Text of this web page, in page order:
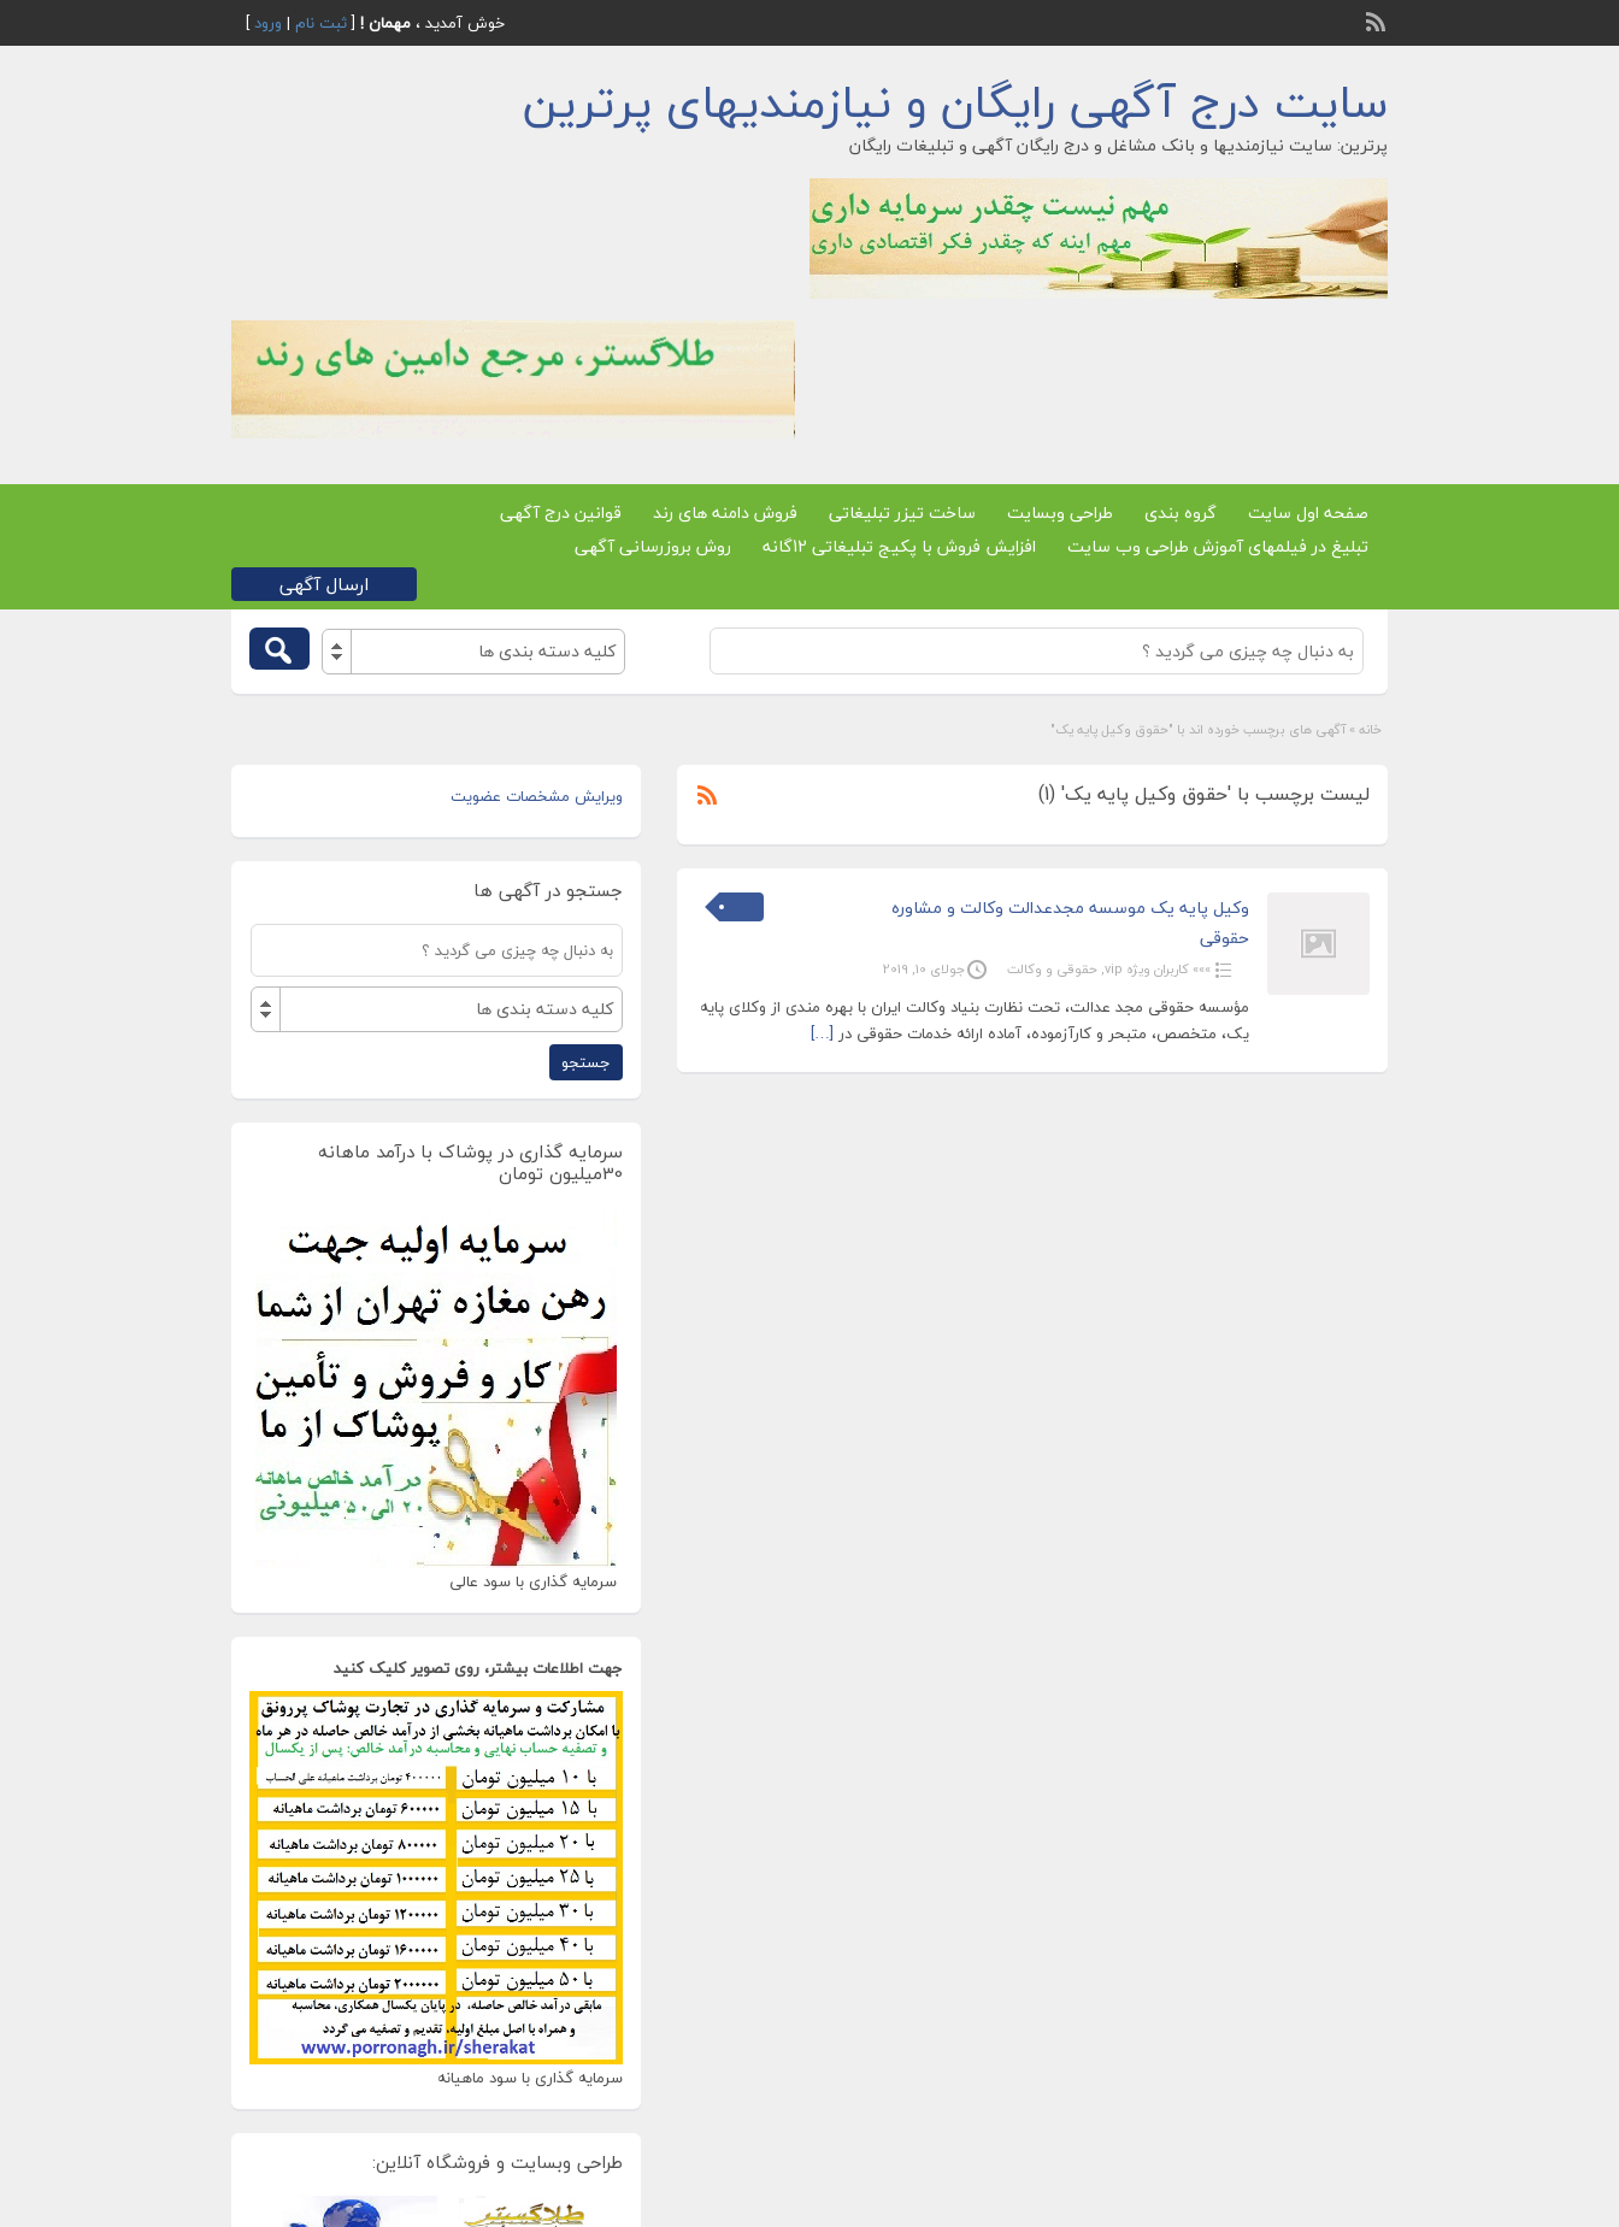
خوش آمدید ، مهمان ! [ثبت نام | ورود]
سایت درج آگهی رایگان و نیازمندیهای پرترین
پرترین: سایت نیازمندیها و بانک مشاغل و درج رایگان آگهی و تبلیغات رایگان
صفحه اول سایت گروه بندی طراحی وبسایت ساخت تیزر تبلیغاتی فروش دامنه های رند
قوانین درج آگهی
تبلیغ در فیلمهای آموزش طراحی وب سایت
افزایش فروش با پکیج تبلیغاتی 12گانه روش بروزرسانی آگهی
ارسال آگهی
کلیه دسته بندی ها
خانه » آگهی های برچسب خورده اند با "حقوق وکیل پایه یک"
لیست برچسب با 'حقوق وکیل پایه یک' (1)
وکیل پایه یک موسسه مجدعدالت وکالت و مشاوره
حقوقی
»»» کاربران ویژه vip , حقوقی و وکالت جولای 10, 2019
مؤسسه حقوقی مجد عدالت، تحت نظارت بنیاد وکالت ایران با بهره مندی از وکلای پایه
یک، متخصص، متبحر و کارآزموده، آماده ارائه خدمات حقوقی در […]
ویرایش مشخصات عضویت
جستجو در آگهی ها
کلیه دسته بندی ها
سرمایه گذاری در پوشاک با درآمد ماهانه
30میلیون تومان
سرمایه گذاری با سود عالی
جهت اطلاعات بیشتر، روی تصویر کلیک کنید
سرمایه گذاری با سود ماهیانه
طراحی وبسایت و فروشگاه آنلاین: